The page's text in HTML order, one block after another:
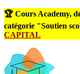
🏆 Cours Academy,
catégorie "Soutien
CAPITAL